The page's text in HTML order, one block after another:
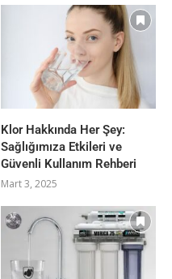
Klor Hakkında Her Şey:
Sağlığımıza Etkileri ve
Güvenli Kullanım Rehberi
Mart 3, 2025